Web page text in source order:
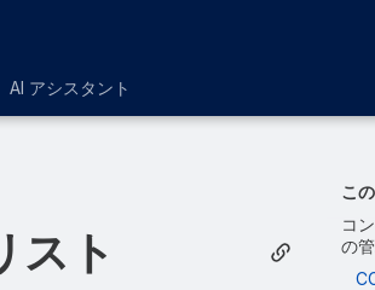
AI アシスタント
こ
コ
の
スト